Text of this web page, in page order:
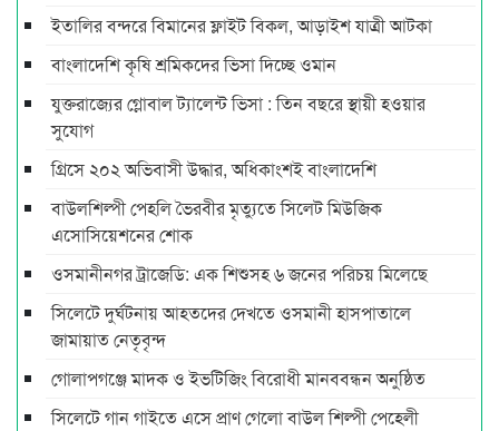
ইতালির বন্দরে বিমানের ফ্লাইট বিকল, আড়াইশ যাত্রী আটকা
বাংলাদেশি কৃষি শ্রমিকদের ভিসা দিচ্ছে ওমান
যুক্তরাজ্যের গ্লোবাল ট্যালেন্ট ভিসা : তিন বছরে স্থায়ী হওয়ার
সুযোগ
গ্রিসে ২০২ অভিবাসী উদ্ধার, অধিকাংশই বাংলাদেশি
বাউলশিল্পী পেহলি ভৈরবীর মৃত্যুতে সিলেট মিউজিক
এসোসিয়েশনের শোক
ওসমানীনগর ট্রাজেডি: এক শিশুসহ ৬ জনের পরিচয় মিলেছে
সিলেটে দুর্ঘটনায় আহতদের দেখতে ওসমানী হাসপাতালে
জামায়াত নেতৃবৃন্দ
গোলাপগঞ্জে মাদক ও ইভটিজিং বিরোধী মানববন্ধন অনুষ্ঠিত
সিলেটে গান গাইতে এসে প্রাণ গেলো বাউল শিল্পী পেহেলী